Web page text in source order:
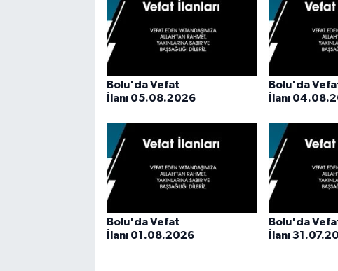
Bolu'da Vefat
İlanı 05.08.2026
Bolu'da
İlanı
Bolu'da Vefat
İlanı 01.08.2026
Bolu'da
İlanı